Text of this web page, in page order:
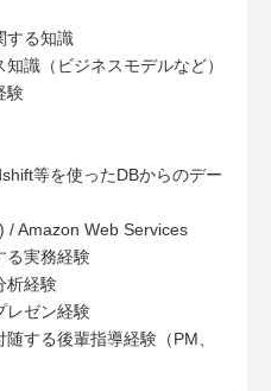
する知識
識（ビジネスモデルなど）
験
等を使ったDBからのデー
/ Amazon Web Services
る実務経験
析経験
レゼン経験
する後輩指導経験（PM、